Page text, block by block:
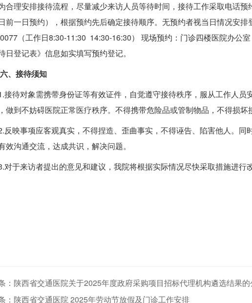
合理安排接待流程，尽量减少来访人员等待时间，接待工作采取电话
前一日预约），根据预约先后确定接待顺序。无预约者视当日情况安
（工作日8:30-11:30 14:30-16:30） 现场预约：门诊四楼医院办公
日登记表》信息如实填写预约登记。
六、接待须知
接待对象需携带身份证等有效证件，自觉遵守接待秩序，服从工作人员
做到不妨碍医院正常医疗秩序。不得携带危险品或管制物品，不得损坏
反映事项应客观真实，不得捏造、歪曲事实，不得诬告、陷害他人。同
效沟通交流，达成共识，解决问题。
对于来访者提出的意见和建议，我院将根据实际情况尽快采取措施进行
：陕西省交通医院关于2025年度政府采购项目招标代理机构遴选结果
：陕西省交通医院 2025年劳动节放假及门诊工作安排